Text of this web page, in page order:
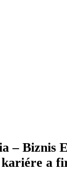
– Biznis
a